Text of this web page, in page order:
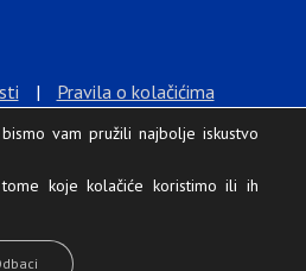
| Pravila o kolačićima
vam pružili najbolje iskustvo
koje kolačiće koristimo ili ih